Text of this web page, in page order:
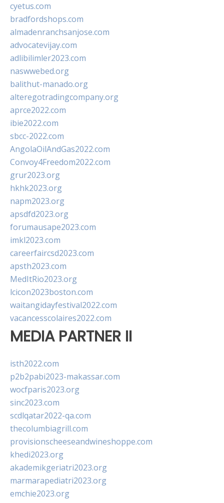
cyetus.com
bradfordshops.com
almadenranchsanjose.com
advocatevijay.com
adlibilimler2023.com
naswwebed.org
balithut-manado.org
alteregotradingcompany.org
aprce2022.com
ibie2022.com
sbcc-2022.com
AngolaOilAndGas2022.com
Convoy4Freedom2022.com
grur2023.org
hkhk2023.org
napm2023.org
apsdfd2023.org
forumausape2023.com
imkl2023.com
careerfaircsd2023.com
apsth2023.com
MedItRio2023.org
lcicon2023boston.com
waitangidayfestival2022.com
vacancesscolaires2022.com
MEDIA PARTNER II
isth2022.com
p2b2pabi2023-makassar.com
wocfparis2023.org
sinc2023.com
scdlqatar2022-qa.com
thecolumbiagrill.com
provisionscheeseandwineshoppe.com
khedi2023.org
akademikgeriatri2023.org
marmarapediatri2023.org
emchie2023.org